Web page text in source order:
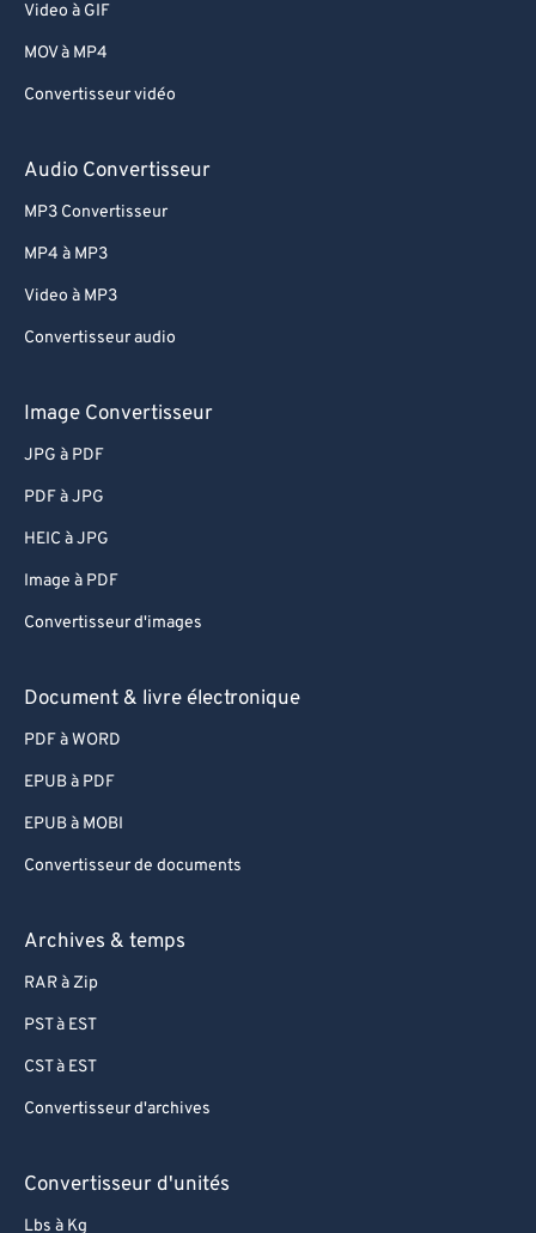
Video à GIF
MOV à MP4
Convertisseur vidéo
Audio Convertisseur
MP3 Convertisseur
MP4 à MP3
Video à MP3
Convertisseur audio
Image Convertisseur
JPG à PDF
PDF à JPG
HEIC à JPG
Image à PDF
Convertisseur d'images
Document & livre électronique
PDF à WORD
EPUB à PDF
EPUB à MOBI
Convertisseur de documents
Archives & temps
RAR à Zip
PST à EST
CST à EST
Convertisseur d'archives
Convertisseur d'unités
Lbs à Kg